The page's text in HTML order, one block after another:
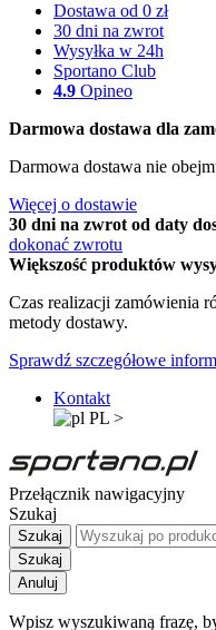
Dostawa od 0 zł
30 dni na zwrot
Wysyłka w 24h
Sportano Club
4.9 Opineo
Darmowa dostawa dla
Darmowa dostawa nie
Więcej o dostawie
30 dni na zwrot od daty
dokonać zwrotu
Większość produktów
Czas realizacji zamówienia
metody dostawy.
Sprawdź szczegółowe
Kontakt
PL >
Przełącznik nawigacyjny
Szukaj
Szukaj
Szukaj
Anuluj
Wpisz wyszukiwaną frazę,